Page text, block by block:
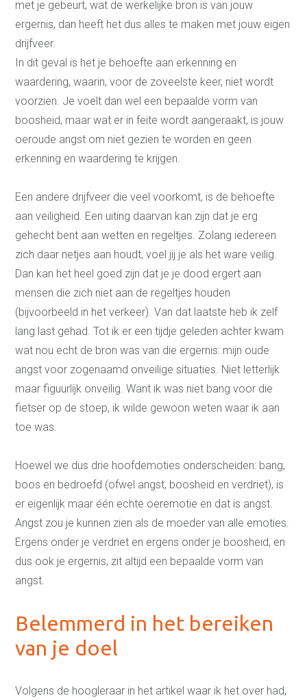
Nieuws en blogs
Wat klanten zeggen
Veelgestelde vragen
Coaching overzicht
Training
jezelf
Spreken in het openbaar
Intuïtief leiderschap
Effectief communiceren
Interne communicatie
verbeteren
Het Creatieproces
Communicatie in je
relatie
Assertiviteit of
Stress te lijf
Communicatie
Communicatieadvies
Teksten
Communicatieadvies op
maat
Onze
mensbenadering
Emoties en gevoelens
Hooggevoeligheid
Hoogalertheid
Eigenschappen van je
ouders overnemen
Over ons
Alles is communicatie
Manifest
met je gebeurt, wat de werkelijke bron is van jouw
ergernis, dan heeft het dus alles te maken met jouw eigen
drijfveer.
In dit geval is het je behoefte aan erkenning en
waardering, waarin, voor de zoveelste keer, niet wordt
voorzien. Je voelt dan wel een bepaalde vorm van
boosheid, maar wat er in feite wordt aangeraakt, is jouw
oeroude angst om niet gezien te worden en geen
erkenning en waardering te krijgen.
Een andere drijfveer die veel voorkomt, is de behoefte
aan veiligheid. Een uiting daarvan kan zijn dat je erg
gehecht bent aan wetten en regeltjes. Zolang iedereen
zich daar netjes aan houdt, voel jij je als het ware veilig.
Dan kan het heel goed zijn dat je je dood ergert aan
mensen die zich niet aan de regeltjes houden
(bijvoorbeeld in het verkeer). Van dat laatste heb ik zelf
lang last gehad. Tot ik er een tijdje geleden achter kwam
wat nou echt de bron was van die ergernis: mijn oude
angst voor zogenaamd onveilige situaties. Niet letterlijk
maar figuurlijk onveilig. Want ik was niet bang voor die
fietser op de stoep, ik wilde gewoon weten waar ik aan
toe was.
Hoewel we dus drie hoofdemoties onderscheiden: bang,
boos en bedroefd (ofwel angst, boosheid en verdriet), is
er eigenlijk maar één echte oeremotie en dat is angst.
Angst zou je kunnen zien als de moeder van alle emoties.
Ergens onder je verdriet en ergens onder je boosheid, en
dus ook je ergernis, zit altijd een bepaalde vorm van
angst.
Belemmerd in het bereiken
van je doel
Volgens de hoogleraar in het artikel waar ik het over had,